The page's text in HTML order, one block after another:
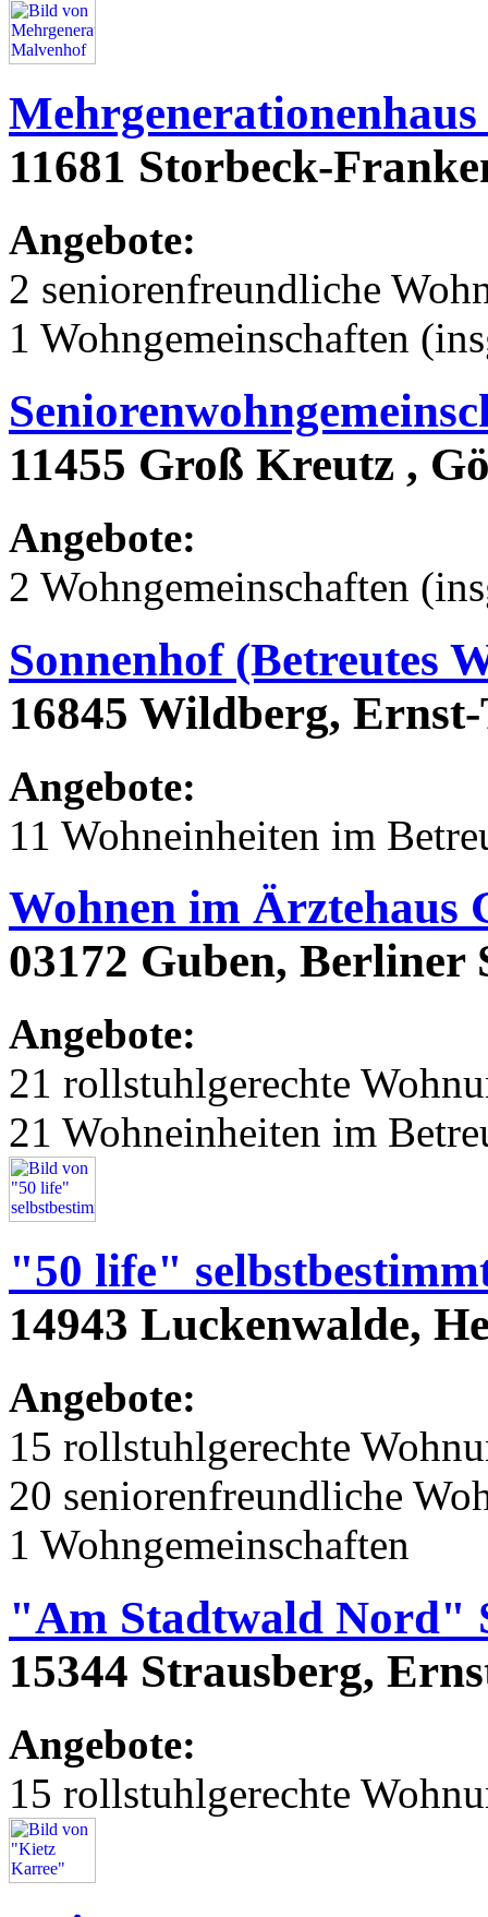
11681 Storbeck-
Angebote:
2 seniorenfreundliche
1 Wohngemeinschaften
11455 Groß Kreutz ,
Angebote:
2 Wohngemeinschaften
Sonnenhof (Betreutes
16845 Wildberg,
Angebote:
11 Wohneinheiten im
Wohnen im Ärztehaus
03172 Guben, Berliner
Angebote:
21 rollstuhlgerechte
21 Wohneinheiten im
"50 life"
14943 Luckenwalde,
Angebote:
15 rollstuhlgerechte
20 seniorenfreundliche
1 Wohngemeinschaften
"Am Stadtwald Nord"
15344 Strausberg,
Angebote:
15 rollstuhlgerechte